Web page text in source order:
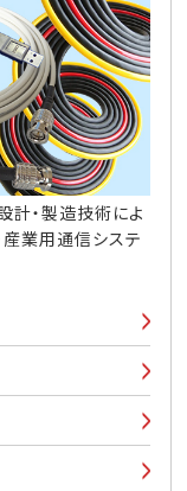
計・製造技術によ
産業用通信システ